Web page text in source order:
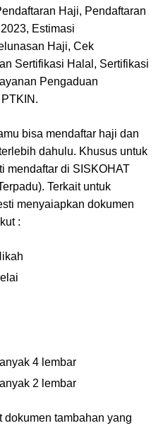
Haji, Pendaftaran
Estimasi
Haji, Cek
Sertifikasi Halal, Sertifikasi
Pengaduan
bisa mendaftar haji dan
dahulu. Khusus untuk
mendaftar di SISKOHAT
Terkait untuk
menyaiapkan dokumen
:
4 lembar
2 lembar
tambahan yang